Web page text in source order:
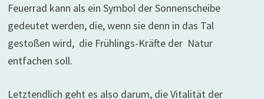
Feuerrad kann als ein Symbol der Sonnenscheibe
gedeutet werden, die, wenn sie denn in das Tal
gestoßen wird, die Frühlings-Kräfte der Natur
entfachen soll.
Letztendlich geht es also darum, die Vitalität der